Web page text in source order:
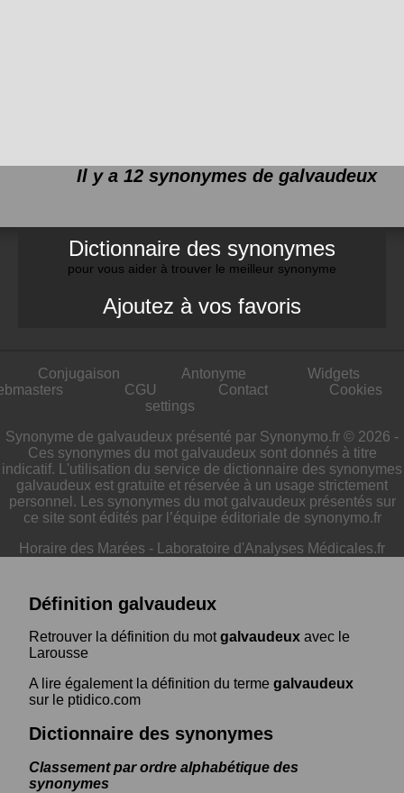
Il y a 12 synonymes de galvaudeux
Dictionnaire des synonymes
pour vous aider à trouver le meilleur synonyme
Ajoutez à vos favoris
Conjugaison Antonyme
Widgets
CGU Contact
Cookies
settings
Synonyme de galvaudeux présenté par Synonymo.fr © 2026 -
Ces synonymes du mot galvaudeux sont donnés à titre
indicatif. L'utilisation du service de dictionnaire des synonymes
galvaudeux est gratuite et réservée à un usage strictement
personnel. Les synonymes du mot galvaudeux présentés sur
ce site sont édités par l’équipe éditoriale de synonymo.fr
Horaire des Marées - Laboratoire d'Analyses Médicales.fr
Définition galvaudeux
Retrouver la définition du motgalvaudeux avec le
Larousse
A lire également la définition du terme galvaudeux
sur le ptidico.com
Dictionnaire des synonymes
Classement par ordre alphabétique des
synonymes